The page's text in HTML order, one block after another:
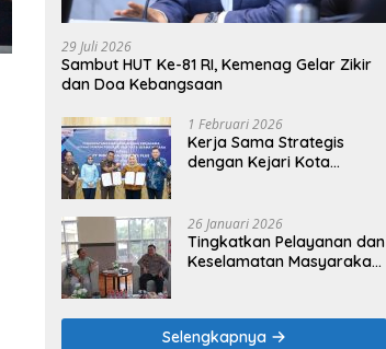
29 Juli 2026
Sambut HUT Ke-81 RI, Kemenag Gelar Zikir
dan Doa Kebangsaan
1 Februari 2026
Kerja Sama Strategis
dengan Kejari Kota
Green Enabler di Jawa
Timur
26 Januari 2026
Tingkatkan Pelayanan dan
Keselamatan Masyarakat,
Polres Nganjuk
Selengkapnya